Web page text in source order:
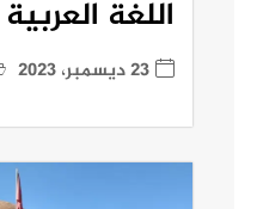
اللغة
23 ديسمبر، 2023